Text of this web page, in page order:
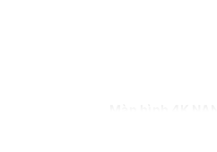
Smart Tivi LG